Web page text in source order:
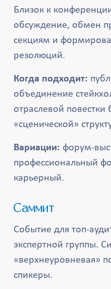
Близок к
обсуждение, обмен
секциям и
резолюций.
Когда подходит:
объединение
отраслевой повестки
«сценической»
Вариации: форум-
профессиональный
карьерный.
Саммит
Событие для топ-
экспертной группы.
«верхнеуровневая»
спикеры.